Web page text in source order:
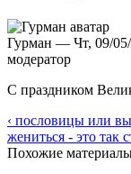
Гурман — Чт, 09/
модератор
С праздником
‹ пословицы или
жениться - это так
Похожие